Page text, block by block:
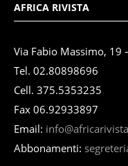
AFRICA RIVISTA
Via Fabio Massimo, 19
Tel. 02.80898696
Cell. 375.5353235
Fax 06.92933897
Email:
Abbonamenti: